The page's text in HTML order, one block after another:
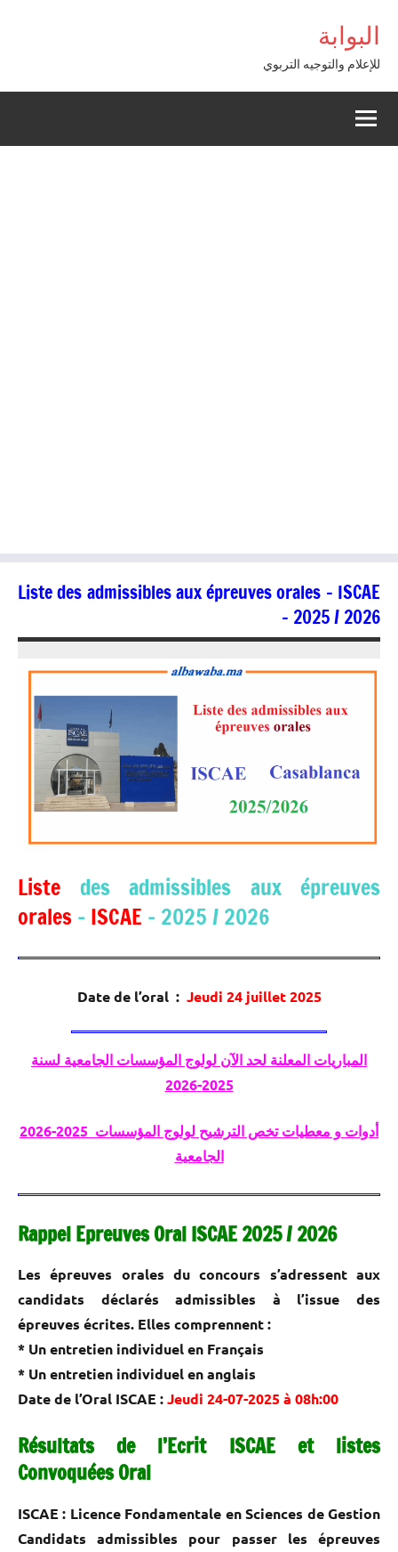
contenu
البوابة
للإعلام والتوجيه التربوي
Liste des admissibles aux épreuves orales – ISCAE
– 2025 / 2026
Liste des admissibles aux épreuves
orales – ISCAE – 2025 / 2026
Date de l’oral : Jeudi 24 juillet 2025
المباريات المعلنة لحد الآن لولوج المؤسسات الجامعية لسنة
2025-2026
2026-2025 أدوات و معطيات تخص الترشيح لولوج المؤسسات
الجامعية
Rappel Epreuves Oral ISCAE 2025 / 2026
Les épreuves orales du concours s’adressent aux
candidats déclarés admissibles à l’issue des
épreuves écrites. Elles comprennent :
* Un entretien individuel en Français
* Un entretien individuel en anglais
Date de l’Oral ISCAE :Jeudi 24-07-2025 à 08h:00
Résultats de l’Ecrit ISCAE et listes
Convoquées Oral
ISCAE : Licence Fondamentale en Sciences de Gestion
Candidats admissibles pour passer les épreuves